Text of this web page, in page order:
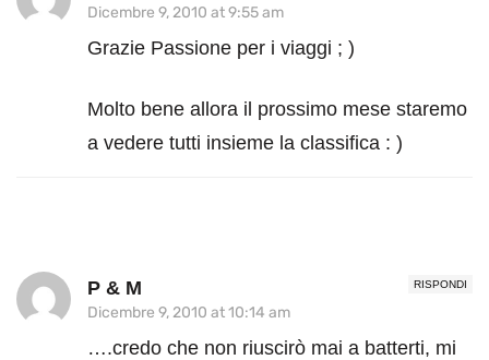
Dicembre 9, 2010 at 9:55 am
Grazie Passione per i viaggi ; )
Molto bene allora il prossimo mese staremo
a vedere tutti insieme la classifica : )
RISPONDI
P & M
Dicembre 9, 2010 at 10:14 am
….credo che non riuscirò mai a batterti, mi